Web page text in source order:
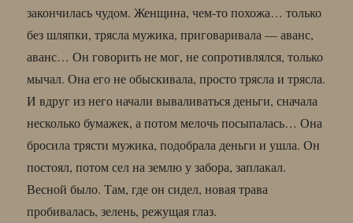
закончилась чудом. Женщина, чем-то похожа… только
без шляпки, трясла мужика, приговаривала — аванс,
аванс… Он говорить не мог, не сопротивлялся, только
мычал. Она его не обыскивала, просто трясла и трясла.
И вдруг из него начали вываливаться деньги, сначала
несколько бумажек, а потом мелочь посыпалась… Она
бросила трясти мужика, подобрала деньги и ушла. Он
постоял, потом сел на землю у забора, заплакал.
Весной было. Там, где он сидел, новая трава
пробивалась, зелень, режущая глаз.